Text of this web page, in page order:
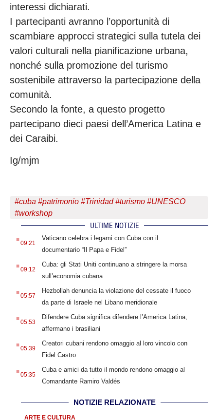
interessi dichiarati.
I partecipanti avranno l’opportunità di
scambiare approcci strategici sulla tutela dei
valori culturali nella pianificazione urbana,
nonché sulla promozione del turismo
sostenibile attraverso la partecipazione della
comunità.
Secondo la fonte, a questo progetto
partecipano dieci paesi dell’America Latina e
dei Caraibi.
Ig/mjm
#cuba #patrimonio #Trinidad#turismo #UNESCO
#workshop
ULTIME NOTIZIE
.09:21
Vaticano celebra i legami con Cuba con il
documentario “Il Papa e Fidel”
.09:12
Cuba: gli Stati Uniti continuano a stringere la morsa
sull’economia cubana
.05:57
Hezbollah denuncia la violazione del cessate il fuoco
da parte di Israele nel Libano meridionale
.05:53
Difendere Cuba significa difendere l’America Latina,
affermano i brasiliani
.05:39
Creatori cubani rendono omaggio al loro vincolo con
Fidel Castro
.05:35
Cuba e amici da tutto il mondo rendono omaggio al
Comandante Ramiro Valdés
NOTIZIE RELAZIONATE
ARTE E CULTURA